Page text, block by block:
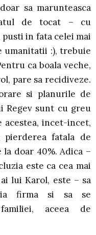
sa marunteasca
de tocat – cu
in fata celei mai
umanitatii :), trebuie
ca boala veche,
pare sa recidiveze.
si planurile de
Regev sunt cu greu
acestea, incet-incet,
pierderea fatala de
doar 40%. Adica –
este ca cea mai
lui Karol, este – sa
firma si sa se
aceea de